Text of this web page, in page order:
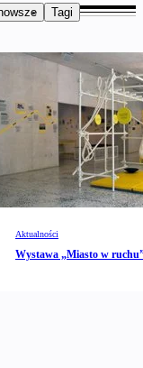
Tagi
Aktualności
Wystawa „Miasto w